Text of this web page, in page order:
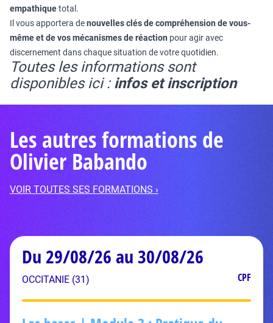
empathiquetotal.
Il vous apportera denouvelles clés de compréhension de vous-
même et de vos mécanismes de réaction pour agir avec
discernement dans chaque situation de votre quotidien.
Toutes les informations sont
disponibles ici :infos et inscription
Les autres formations de
Olivier Babando
VOIR TOUTES SES FORMATIONS ›
Du 29/08/26 au 30/08/26
OCCITANIE (31) CPF